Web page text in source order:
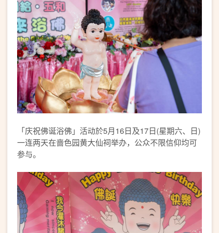
「庆祝佛诞浴佛」活动於5月16日及17日(星期六、日)
一连两天在啬色园黄大仙祠举办，公众不限信仰均可
参与。